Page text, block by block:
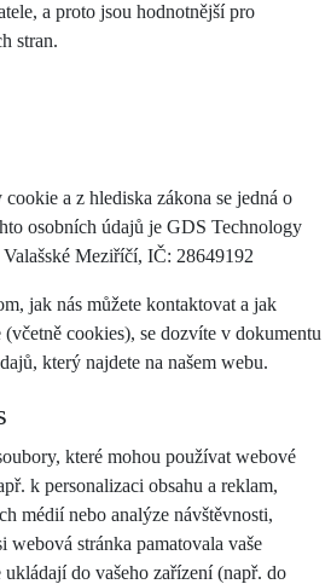
a proto jsou hodnotnější pro
stran.
a z hlediska zákona se jedná o
osobních údajů je GDS Technology
Meziříčí, IČ: 28649192
jak nás můžete kontaktovat a jak
cookies), se dozvíte v dokumentu
který najdete na našem webu.
které mohou používat webové
k personalizaci obsahu a reklam,
médií nebo analýze návštěvnosti,
webová stránka pamatovala vaše
do vašeho zařízení (např. do